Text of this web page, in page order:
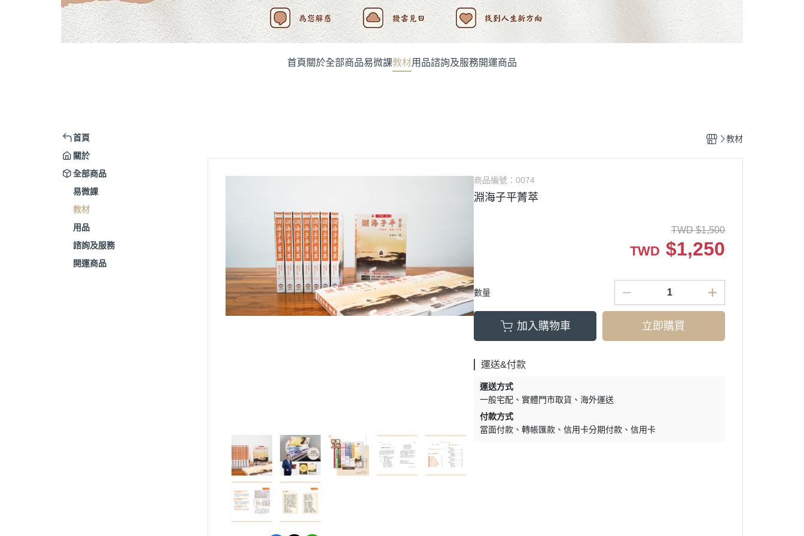
首頁 關於全部商品易微課教材用品諮詢及服務開運商品
首頁
關於
全部商品
易微課
教材
用品
諮詢及服務
開運商品
教材
商品編號：0074
淵海子平菁萃
TWD $1,500
TWD $1,250
數量
加入購物車 立即購買
運送&付款
運送方式
一般宅配
實體門市取貨
海外運送
付款方式
當面付款
轉帳匯款 信用卡分期付款 信用卡